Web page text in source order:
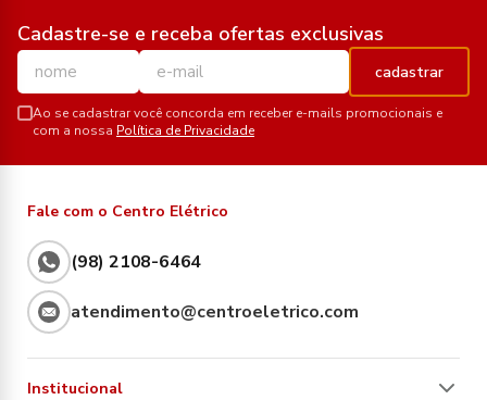
Cadastre-se e receba ofertas exclusivas
cadastrar
Ao se cadastrar você concorda em receber e-mails promocionais e
com a nossa Política de Privacidade
Fale com o Centro Elétrico
(98) 2108-6464
atendimento@centroeletrico.com
Institucional